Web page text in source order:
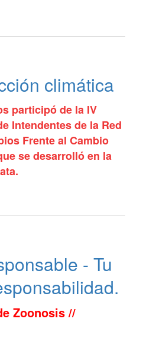
climática
participó de la IV
Intendentes de la Red
Frente al Cambio
se desarrolló en la
- Tu
Zoonosis //